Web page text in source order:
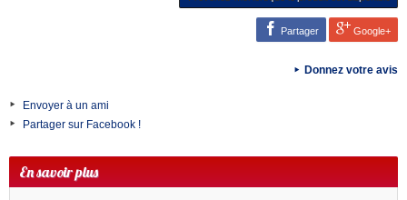
Partager Google+
Donnez votre avis
Envoyer à un ami
Partager sur Facebook !
En savoir plus